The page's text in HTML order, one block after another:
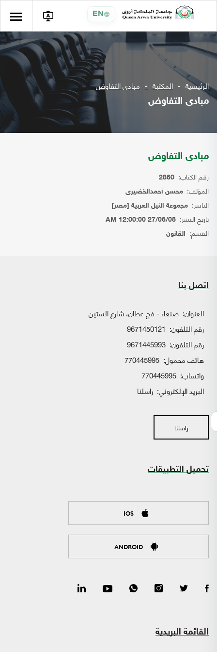
EN
الرئيسية المكتبة مبادى التفاوض
مبادى التفاوض
مبادى التفاوض
رقم الكتاب: 2860
المؤلف: محسن أحمدالخضيرى
الناشر: مجموعة النيل العربية [مصر]
تاريخ النشر: 27/06/05 12:00:00 AM
القسم: القانون
اتصل بنا
العنوان: صنعاء - فج عطان، شارع الستين
رقم التلفون: 9671450121
رقم التلفون: 9671445993
هاتف محمول: 770445995
واتساب:
البريد الإلكتروني: راسلنا
راسلنا
تحميل التطبيقات
IOS
ANDROID
القائمة البريدية